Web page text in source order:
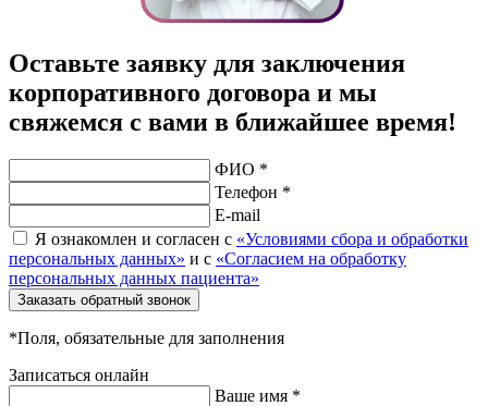
Оставьте заявку для заключения
корпоративного договора и мы
свяжемся с вами в ближайшее время!
ФИО *
Телефон *
E-mail
Я ознакомлен и согласен с «Условиями сбора и обработки
персональных данных» и с «Согласием на обработку
персональных данных пациента»
Заказать обратный звонок
*Поля, обязательные для заполнения
Записаться онлайн
Ваше имя *